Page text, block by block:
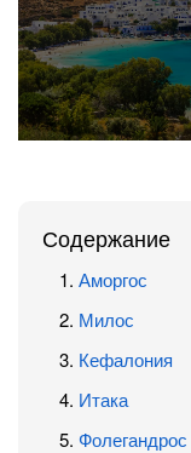
Содержание
Аморгос
Милос
Кефалония
Итака
Фолегандрос